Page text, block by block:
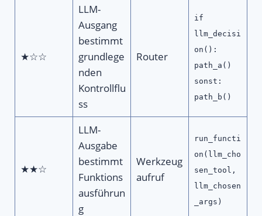
★☆☆
LLM-
Ausgang
bestimmt
grundlege
nden
Kontrollflu
ss
Router
if
llm_decisi
on():
path_a()
sonst:
path_b()
★★☆
LLM-
Ausgabe
bestimmt
Funktions
ausführun
g
Werkzeug
aufruf
run_functi
on(llm_cho
sen_tool,
llm_chosen
_args)